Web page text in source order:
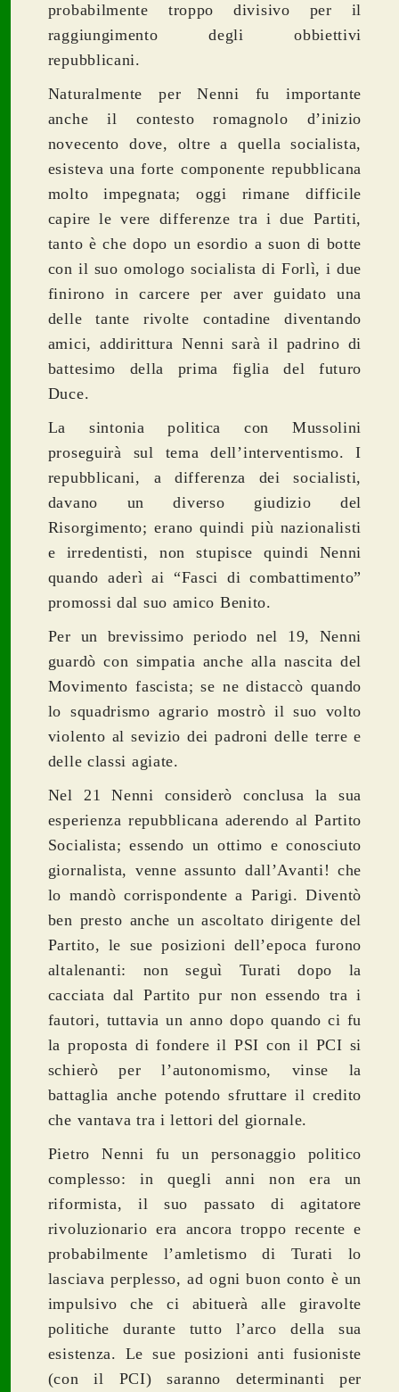
probabilmente troppo divisivo per il
raggiungimento degli obbiettivi
repubblicani.
Naturalmente per Nenni fu importante
anche il contesto romagnolo d’inizio
novecento dove, oltre a quella socialista,
esisteva una forte componente repubblicana
molto impegnata; oggi rimane difficile
capire le vere differenze tra i due Partiti,
tanto è che dopo un esordio a suon di botte
con il suo omologo socialista di Forlì, i due
finirono in carcere per aver guidato una
delle tante rivolte contadine diventando
amici, addirittura Nenni sarà il padrino di
battesimo della prima figlia del futuro
Duce.
La sintonia politica con Mussolini
proseguirà sul tema dell’interventismo. I
repubblicani, a differenza dei socialisti,
davano un diverso giudizio del
Risorgimento; erano quindi più nazionalisti
e irredentisti, non stupisce quindi Nenni
quando aderì ai “Fasci di combattimento”
promossi dal suo amico Benito.
Per un brevissimo periodo nel 19, Nenni
guardò con simpatia anche alla nascita del
Movimento fascista; se ne distaccò quando
lo squadrismo agrario mostrò il suo volto
violento al sevizio dei padroni delle terre e
delle classi agiate.
Nel 21 Nenni considerò conclusa la sua
esperienza repubblicana aderendo al Partito
Socialista; essendo un ottimo e conosciuto
giornalista, venne assunto dall’Avanti! che
lo mandò corrispondente a Parigi. Diventò
ben presto anche un ascoltato dirigente del
Partito, le sue posizioni dell’epoca furono
altalenanti: non seguì Turati dopo la
cacciata dal Partito pur non essendo tra i
fautori, tuttavia un anno dopo quando ci fu
la proposta di fondere il PSI con il PCI si
schierò per l’autonomismo, vinse la
battaglia anche potendo sfruttare il credito
che vantava tra i lettori del giornale.
Pietro Nenni fu un personaggio politico
complesso: in quegli anni non era un
riformista, il suo passato di agitatore
rivoluzionario era ancora troppo recente e
probabilmente l’amletismo di Turati lo
lasciava perplesso, ad ogni buon conto è un
impulsivo che ci abituerà alle giravolte
politiche durante tutto l’arco della sua
esistenza. Le sue posizioni anti fusioniste
(con il PCI) saranno determinanti per